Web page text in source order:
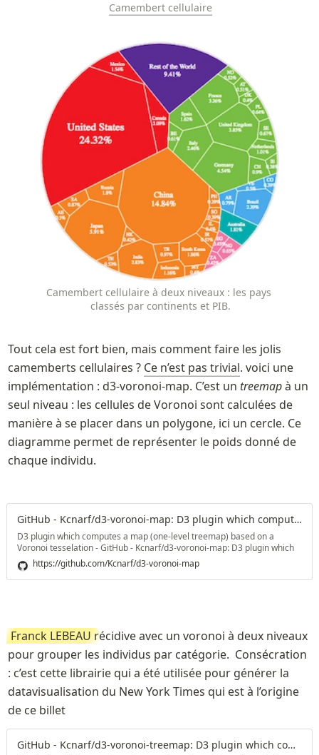
Camembert cellulaire
Camembert cellulaire à deux niveaux : les pays
classés par continents et PIB.
Tout cela est fort bien, mais comment faire les jolis
camemberts cellulaires ? Ce n’est pas trivial. voici une
implémentation : d3-voronoi-map. C’est un treemap à un
seul niveau : les cellules de Voronoi sont calculées de
manière à se placer dans un polygone, ici un cercle. Ce
diagramme permet de représenter le poids donné de
chaque individu.
GitHub - Kcnarf/d3-voronoi-map: D3 plugin which computes a map (one-level treemap) based on a Voronoi tesselation
D3 plugin which computes a map (one-level treemap) based on a
Voronoi tesselation - GitHub - Kcnarf/d3-voronoi-map: D3 plugin which
computes a map (one-level treemap) based on a Voronoi tesselation
https://github.com/Kcnarf/d3-voronoi-map
Franck LEBEAU récidive avec un voronoi à deux niveaux
pour grouper les individus par catégorie.  Consécration
: c’est cette librairie qui a été utilisée pour générer la
datavisualisation du New York Times qui est à l’origine
de ce billet
GitHub - Kcnarf/d3-voronoi-treemap: D3 plugin which computes a treemap based on a Voronoi tesselation